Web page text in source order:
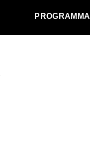
PROGRAMMA